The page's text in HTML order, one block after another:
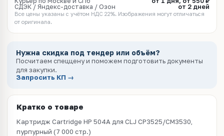
СДЭК / Яндекс-доставка / Озон
от 2 дней
Все цены указаны с учётом НДС 22%. Изображения могут отличаться
от оригинала.
Нужна скидка под тендер или объём?
Посчитаем спеццену и поможем подготовить документы
для закупки.
Запросить КП →
Кратко о товаре
Картридж Cartridge HP 504A для CLJ CP3525/CM3530,
пурпурный (7 000 стр.)